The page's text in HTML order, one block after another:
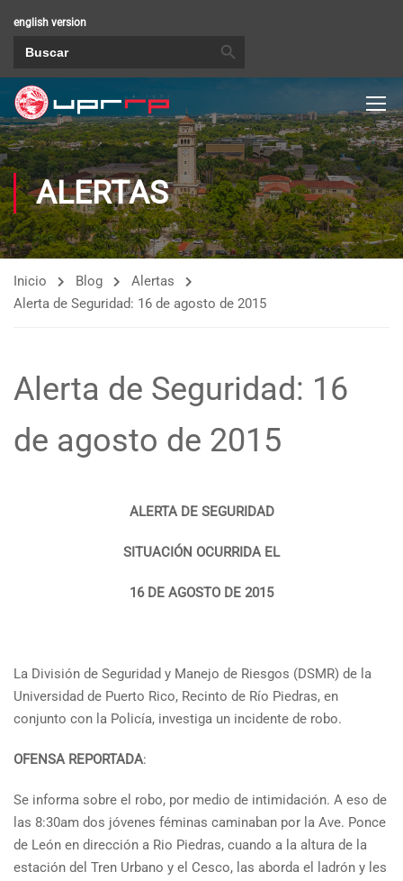
english version
ALERTAS
Inicio Blog
Alertas
Alerta de Seguridad: 16 de agosto de 2015
Alerta de Seguridad: 16
de agosto de 2015
ALERTA DE SEGURIDAD
SITUACIÓN OCURRIDA EL
16 DE AGOSTO DE 2015
La División de Seguridad y Manejo de Riesgos (DSMR) de la
Universidad de Puerto Rico, Recinto de Río Piedras, en
conjunto con la Policía, investiga un incidente de robo.
OFENSA REPORTADA:
Se informa sobre el robo, por medio de intimidación. A eso de
las 8:30am dos jóvenes féminas caminaban por la Ave. Ponce
de León en dirección a Rio Piedras, cuando a la altura de la
estación del Tren Urbano y el Cesco, las aborda el ladrón y les